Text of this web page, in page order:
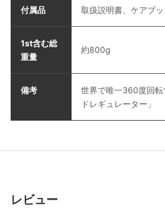
付属品 取扱説明書、ケアブッ
1st含む総
重量
約800g
備考
世界で唯一360度回転
ドレギュレーター」
レビュー